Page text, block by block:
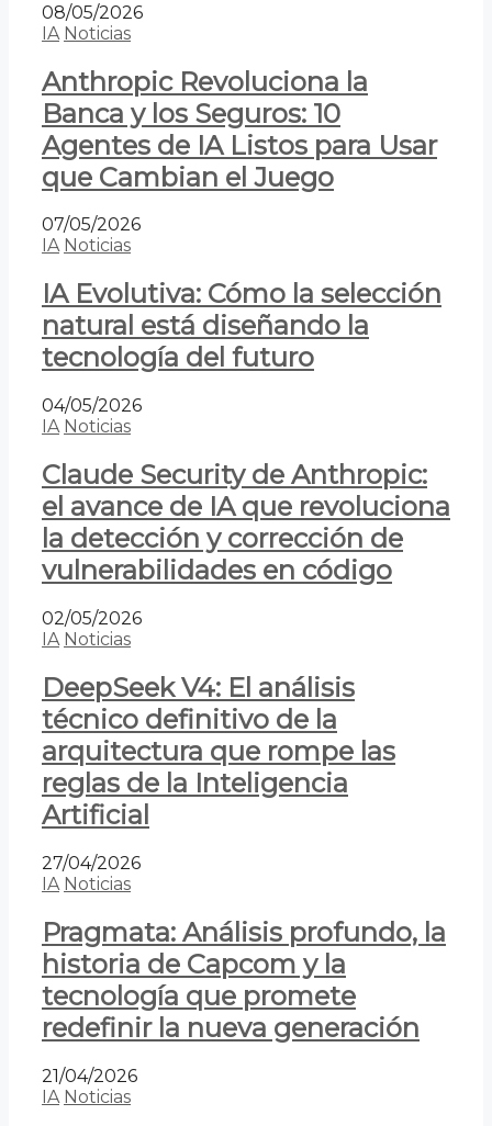
08/05/2026
IA Noticias
Anthropic Revoluciona la
Banca y los Seguros: 10
Agentes de IA Listos para Usar
que Cambian el Juego
07/05/2026
IA Noticias
IA Evolutiva: Cómo la selección
natural está diseñando la
tecnología del futuro
04/05/2026
IA Noticias
Claude Security de Anthropic:
el avance de IA que revoluciona
la detección y corrección de
vulnerabilidades en código
02/05/2026
IA Noticias
DeepSeek V4: El análisis
técnico definitivo de la
arquitectura que rompe las
reglas de la Inteligencia
Artificial
27/04/2026
IA Noticias
Pragmata: Análisis profundo, la
historia de Capcom y la
tecnología que promete
redefinir la nueva generación
21/04/2026
IA Noticias